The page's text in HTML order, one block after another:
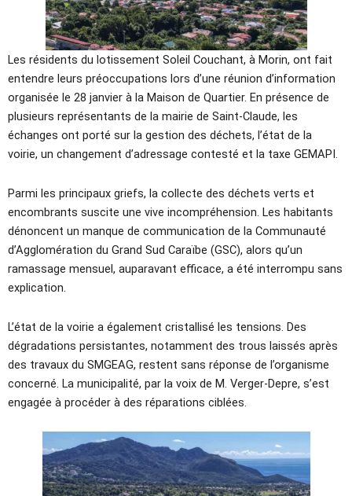
Les résidents du lotissement Soleil Couchant, à Morin, ont fait
entendre leurs préoccupations lors d’une réunion d’information
organisée le 28 janvier à la Maison de Quartier. En présence de
plusieurs représentants de la mairie de Saint-Claude, les
échanges ont porté sur la gestion des déchets, l’état de la
voirie, un changement d’adressage contesté et la taxe GEMAPI.
Parmi les principaux griefs, la collecte des déchets verts et
encombrants suscite une vive incompréhension. Les habitants
dénoncent un manque de communication de la Communauté
d’Agglomération du Grand Sud Caraïbe (GSC), alors qu’un
ramassage mensuel, auparavant efficace, a été interrompu sans
explication.
L’état de la voirie a également cristallisé les tensions. Des
dégradations persistantes, notamment des trous laissés après
des travaux du SMGEAG, restent sans réponse de l’organisme
concerné. La municipalité, par la voix de M. Verger-Depre, s’est
engagée à procéder à des réparations ciblées.